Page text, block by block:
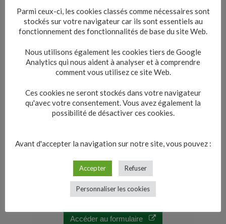
électronique, une subvention de projets
spécifiques ou du fonctionnement global de
l'association (subvention de
fonctionnement) auprès de l'État, d'une
collectivité territoriale, d'un établissement
public administratif ou industriel et
commercial, d'un organisme de sécurité
la gestion d'un service public administratif.
auprès de l'autorité administrative qui a
versé la subvention dans les 6 mois suivant
la fin de l'exercice pour lequel elle a été
attribuée.
Accéder au formulaire
Parmi ceux-ci, les cookies classés comme nécessaires sont
stockés sur votre navigateur car ils sont essentiels au
fonctionnement des fonctionnalités de base du site Web.
Nous utilisons également les cookies tiers de Google
Analytics qui nous aident à analyser et à comprendre
comment vous utilisez ce site Web.
Ces cookies ne seront stockés dans votre navigateur
qu'avec votre consentement. Vous avez également la
possibilité de désactiver ces cookies.
Avant d'accepter la navigation sur notre site, vous pouvez :
Accepter Refuser
Personnaliser les cookies